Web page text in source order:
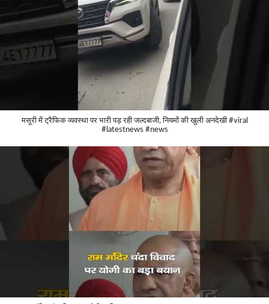
मसूरी में ट्रैफिक व्यवस्था पर भारी पड़ रही जल्दबाजी, नियमों की खुली अनदेखी #viral
#latestnews #news